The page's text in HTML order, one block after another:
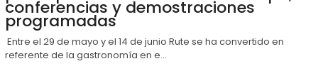
conferencias y demostraciones
programadas
Entre el 29 de mayo y el 14 de junio Rute se ha convertido en
referente de la gastronomía en e...